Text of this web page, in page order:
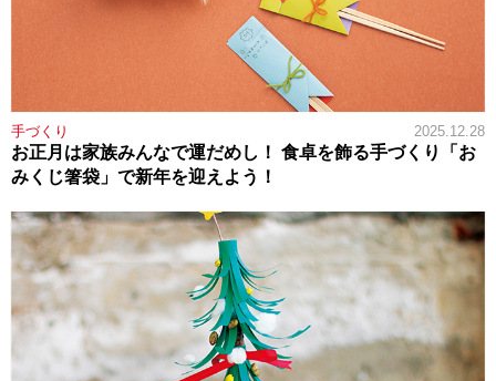
手づくり 2025.12.28
お正月は家族みんなで運だめし！ 食卓を飾る手づくり「お
みくじ箸袋」で新年を迎えよう！